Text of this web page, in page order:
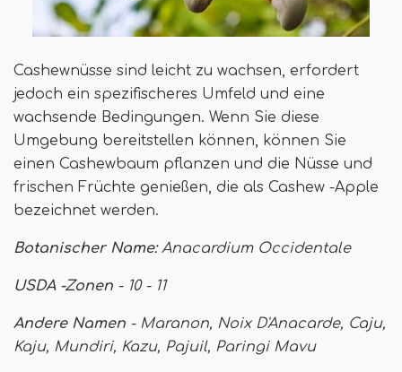
Cashewnüsse sind leicht zu wachsen, erfordert
jedoch ein spezifischeres Umfeld und eine
wachsende Bedingungen. Wenn Sie diese
Umgebung bereitstellen können, können Sie
einen Cashewbaum pflanzen und die Nüsse und
frischen Früchte genießen, die als Cashew -Apple
bezeichnet werden.
Botanischer Name:Anacardium Occidentale
USDA -Zonen - 10 - 11
Andere Namen - Maranon, Noix D'Anacarde, Caju,
Kaju, Mundiri, Kazu, Pajuil, Paringi Mavu